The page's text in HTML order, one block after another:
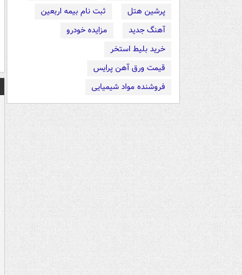
پرشین هتل
ثبت نام بیمه اربعین
آهنگ جدید
مزایده خودرو
خرید بلیط استخر
قیمت ورق آهن پرایس
فروشنده مواد شیمیایی